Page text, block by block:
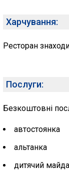
Харчування:
Ресторан
Послуги:
Безкоштовні
автостоянка
альтанка
дитячий